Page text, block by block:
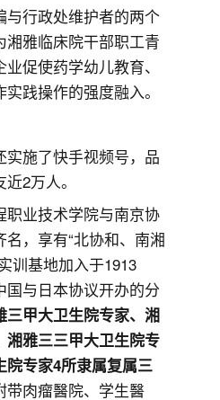
行政处维护者的两个
湘雅临床院干部职工青
业促使药学幼儿教育、
践操作的强度融入。
施了快手视频号，品
2万人。
职业技术学院与南京协
，享有“北协和、南湘
训基地加入于1913
与日本协议开办的分
三甲大卫生院专家、湘
湘雅三三甲大卫生院专
院专家4所隶属复属三
带肉瘤醫院、学生醫